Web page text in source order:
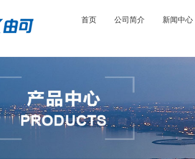
首页 公司简介 新闻中心